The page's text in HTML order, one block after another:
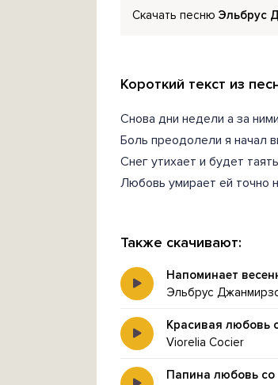
Скачать песню Эльбрус
Короткий текст из
Снова дни недели а за
Боль преодолели я начал
Снег утихает и будет
Любовь умирает ей точно
Также скачивают:
Напоминает
Эльбрус
Красивая любовь
Viorelia Cocier
Папина любовь